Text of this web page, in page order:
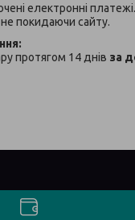
електронні
покидаючи сайту.
протягом 14 днів за